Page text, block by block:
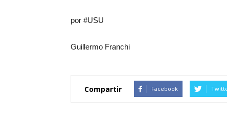
por #USU
Guillermo Franchi
Compartir Facebook